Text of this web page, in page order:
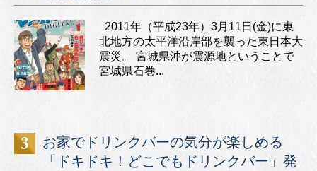
2011年（平成23年）3月11日(金)に東
北地方の太平洋沿岸部を襲った東日本大
震災。 宮城県沖が震源地ということで
宮城県石巻...
お家でドリンクバーの気分が楽しめる
「ドキドキ！どこでもドリンクバー」発